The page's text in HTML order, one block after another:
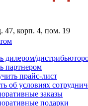
47, корп. 4, пом. 19
дилером/
партнером
прайс-лист
об условиях
заказы
подарки